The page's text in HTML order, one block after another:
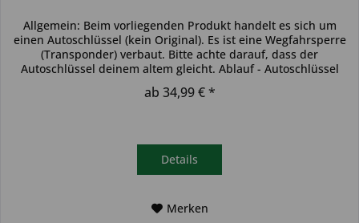
Allgemein: Beim vorliegenden Produkt handelt es sich um
einen Autoschlüssel (kein Original). Es ist eine Wegfahrsperre
(Transponder) verbaut. Bitte achte darauf, dass der
Autoschlüssel deinem altem gleicht. Ablauf - Autoschlüssel
ab 34,99 € *
Details
Merken